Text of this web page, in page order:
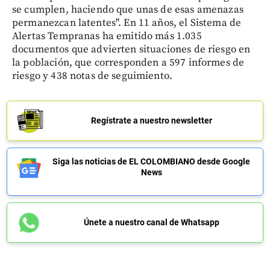
se cumplen, haciendo que unas de esas amenazas
permanezcan latentes". En 11 años, el Sistema de
Alertas Tempranas ha emitido más 1.035
documentos que advierten situaciones de riesgo en
la población, que corresponden a 597 informes de
riesgo y 438 notas de seguimiento.
Regístrate a nuestro newsletter
Siga las noticias de EL COLOMBIANO desde Google
News
Únete a nuestro canal de Whatsapp